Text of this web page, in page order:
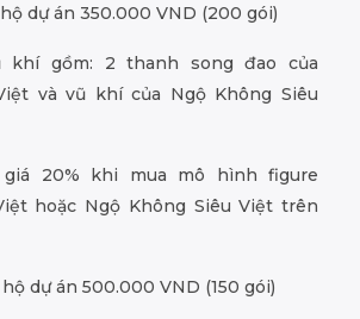
dự án 350.000 VND (200 gói)
gồm: 2 thanh song đao của
và vũ khí của Ngộ Không Siêu
20% khi mua mô hình figure
hoặc Ngộ Không Siêu Việt trên
dự án 500.000 VND (150 gói)